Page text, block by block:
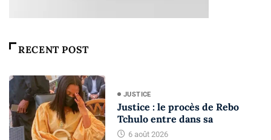
RECENT POST
JUSTICE
Justice : le procès de Rebo
Tchulo entre dans sa
6 août 2026